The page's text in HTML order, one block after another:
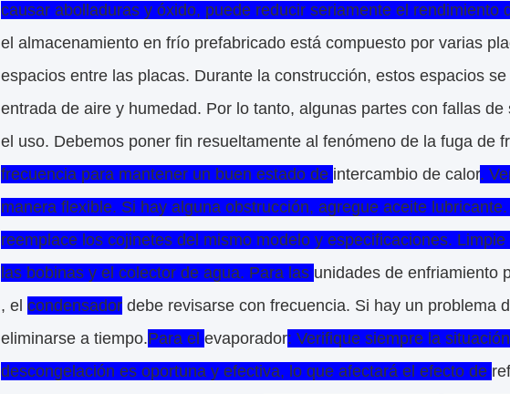
causar abolladuras y óxido, puede reducir seriamente el rendimiento
el almacenamiento en frío prefabricado está compuesto por varias
espacios entre las placas. Durante la construcción, estos espacios
entrada de aire y humedad. Por lo tanto, algunas partes con fallas
el uso. Debemos poner fin resueltamente al fenómeno de la fuga de
frecuencia para mantener un buen estado de intercambio de calor.
manera flexible. Si hay alguna obstrucción, agregue aceite
reemplace los cojinetes del mismo modelo y especificaciones.
las bobinas y el colector de agua. Para las unidades de enfriamiento
, el condensador debe revisarse con frecuencia. Si hay un problema
eliminarse a tiempo.Para el evaporador: Verifique siempre la
descongelación es oportuna y efectiva, lo que afectará el efecto de